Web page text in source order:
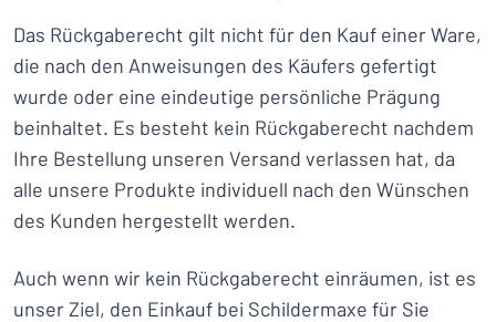
Das Rückgaberecht gilt nicht für den Kauf einer Ware,
die nach den Anweisungen des Käufers gefertigt
wurde oder eine eindeutige persönliche Prägung
beinhaltet. Es besteht kein Rückgaberecht nachdem
Ihre Bestellung unseren Versand verlassen hat, da
alle unsere Produkte individuell nach den Wünschen
des Kunden hergestellt werden.
Auch wenn wir kein Rückgaberecht einräumen, ist es
unser Ziel, den Einkauf bei Schildermaxe für Sie